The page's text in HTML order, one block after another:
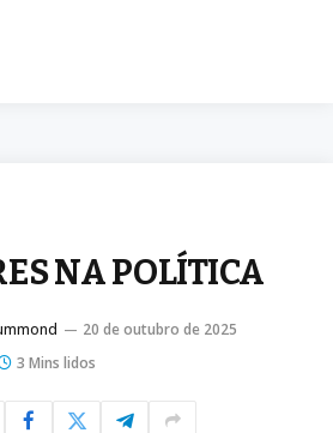
NA POLÍTICA
20 de outubro de 2025
3 Mins lidos